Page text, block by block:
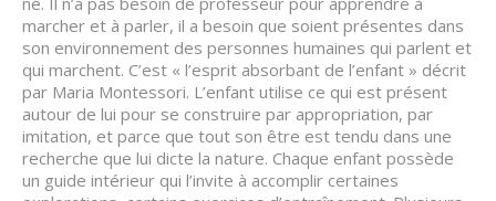
marcher et à parler, il a besoin que soient présentes dans
son environnement des personnes humaines qui parlent et
qui marchent. C’est « l’esprit absorbant de l’enfant » décrit
par Maria Montessori. L’enfant utilise ce qui est présent
autour de lui pour se construire par appropriation, par
imitation, et parce que tout son être est tendu dans une
recherche que lui dicte la nature. Chaque enfant possède
un guide intérieur qui l’invite à accomplir certaines